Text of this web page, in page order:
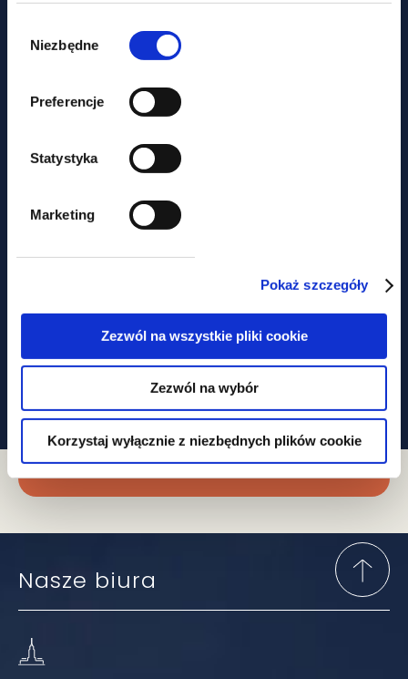
zgody
Niezbędne
Preferencje
Statystyka
Marketing
Pokaż szczegóły
Zezwól na wszystkie pliki cookie
Zezwól na wybór
Korzystaj wyłącznie z niezbędnych plików cookie
charytatywny z udziałem GWW
Obawiasz się,
że ominą Cię
najważniejsze zmiany
W prawie?
Zapisz się do newslettera
Nasze biura